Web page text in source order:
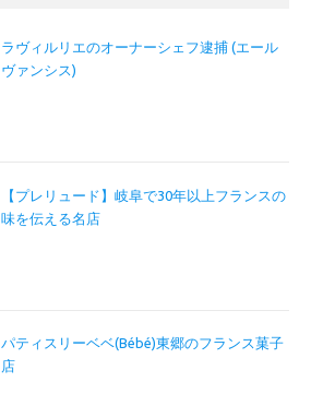
ラヴィルリエのオーナーシェフ逮捕 (エール
ヴァンシス)
【プレリュード】岐阜で30年以上フランスの
味を伝える名店
パティスリーベベ(Bébé)東郷のフランス菓子
店